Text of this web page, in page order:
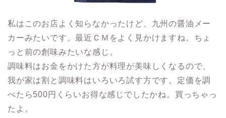
私はこのお店よく知らなかったけど、九州の醤油メー
カーみたいです。最近ＣＭをよく見かけますね。ちょ
っと前の創味みたいな感じ。
調味料はお金をかけた方が料理が美味しくなるので、
我が家は割と調味料はいろいろ試す方です。定価を調
べたら500円くらいお得な感じでしたかね。買っちゃっ
たよ。